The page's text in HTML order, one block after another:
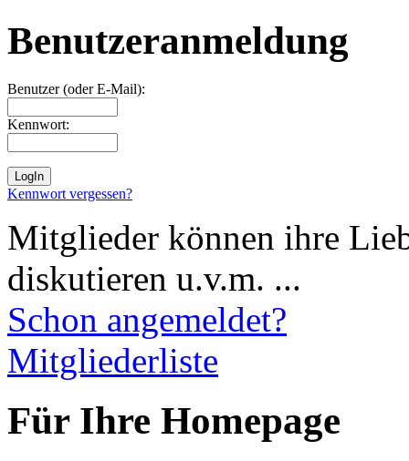
Benutzeranmeldung
Benutzer (oder E-Mail):
Kennwort:
Kennwort vergessen?
Mitglieder können ihre
diskutieren u.v.m. ...
Schon angemeldet?
Mitgliederliste
Für Ihre Homepage